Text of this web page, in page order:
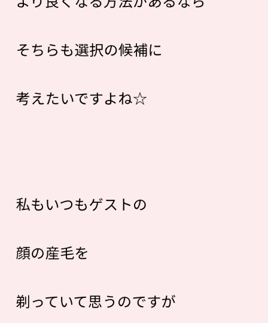
そちらも選択の候補に
考えたいですよね☆
私もいつもゲストの
顔の産毛を
剃っていて思うのですが